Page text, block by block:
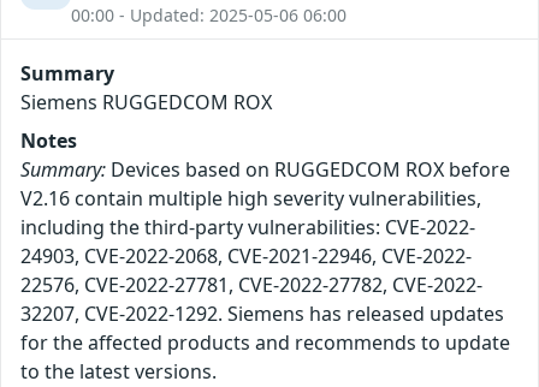
00:00 - Updated: 2025-05-06 06:00
Summary
Siemens RUGGEDCOM ROX
Notes
Summary: Devices based on RUGGEDCOM ROX before
V2.16 contain multiple high severity vulnerabilities,
including the third-party vulnerabilities: CVE-2022-
24903, CVE-2022-2068, CVE-2021-22946, CVE-2022-
22576, CVE-2022-27781, CVE-2022-27782, CVE-2022-
32207, CVE-2022-1292. Siemens has released updates
for the affected products and recommends to update
to the latest versions.